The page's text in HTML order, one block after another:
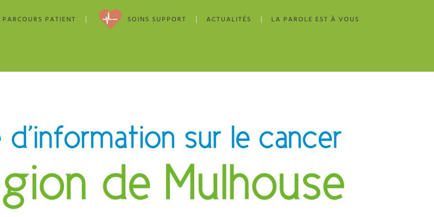
PARCOURS PATIENT SOINS SUPPORT ACTUALITÉS LA PAROLE EST À VOUS